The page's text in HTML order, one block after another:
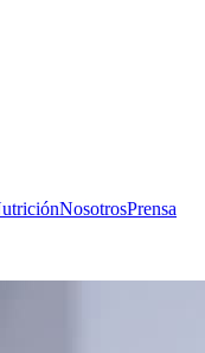
NosotrosPrensa